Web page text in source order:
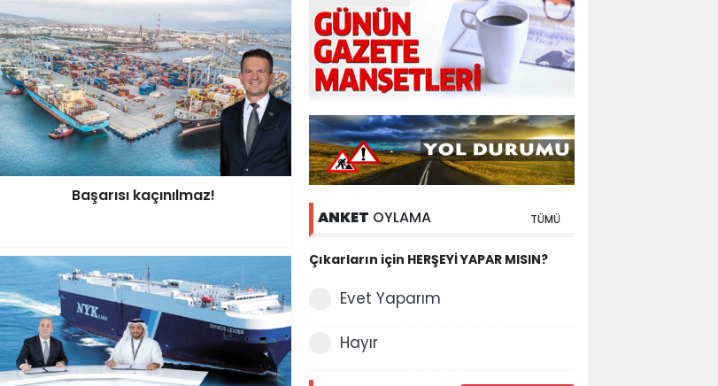
Başarısı kaçınılmaz!
ANKET OYLAMA TÜMÜ
Çıkarların için HERŞEYİ YAPAR MISIN?
Evet Yaparım
Hayır